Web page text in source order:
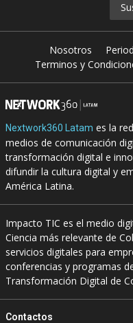
Nosotros
Terminos y
Nextwork360 Latam es la
medios de comunicación
transformación digital e
difundir la cultura digital y
América Latina.
Impacto TIC es el medio
Ciencia más relevante de
servicios digitales para
conferencias y programas
Transformación Digital de
Contactos